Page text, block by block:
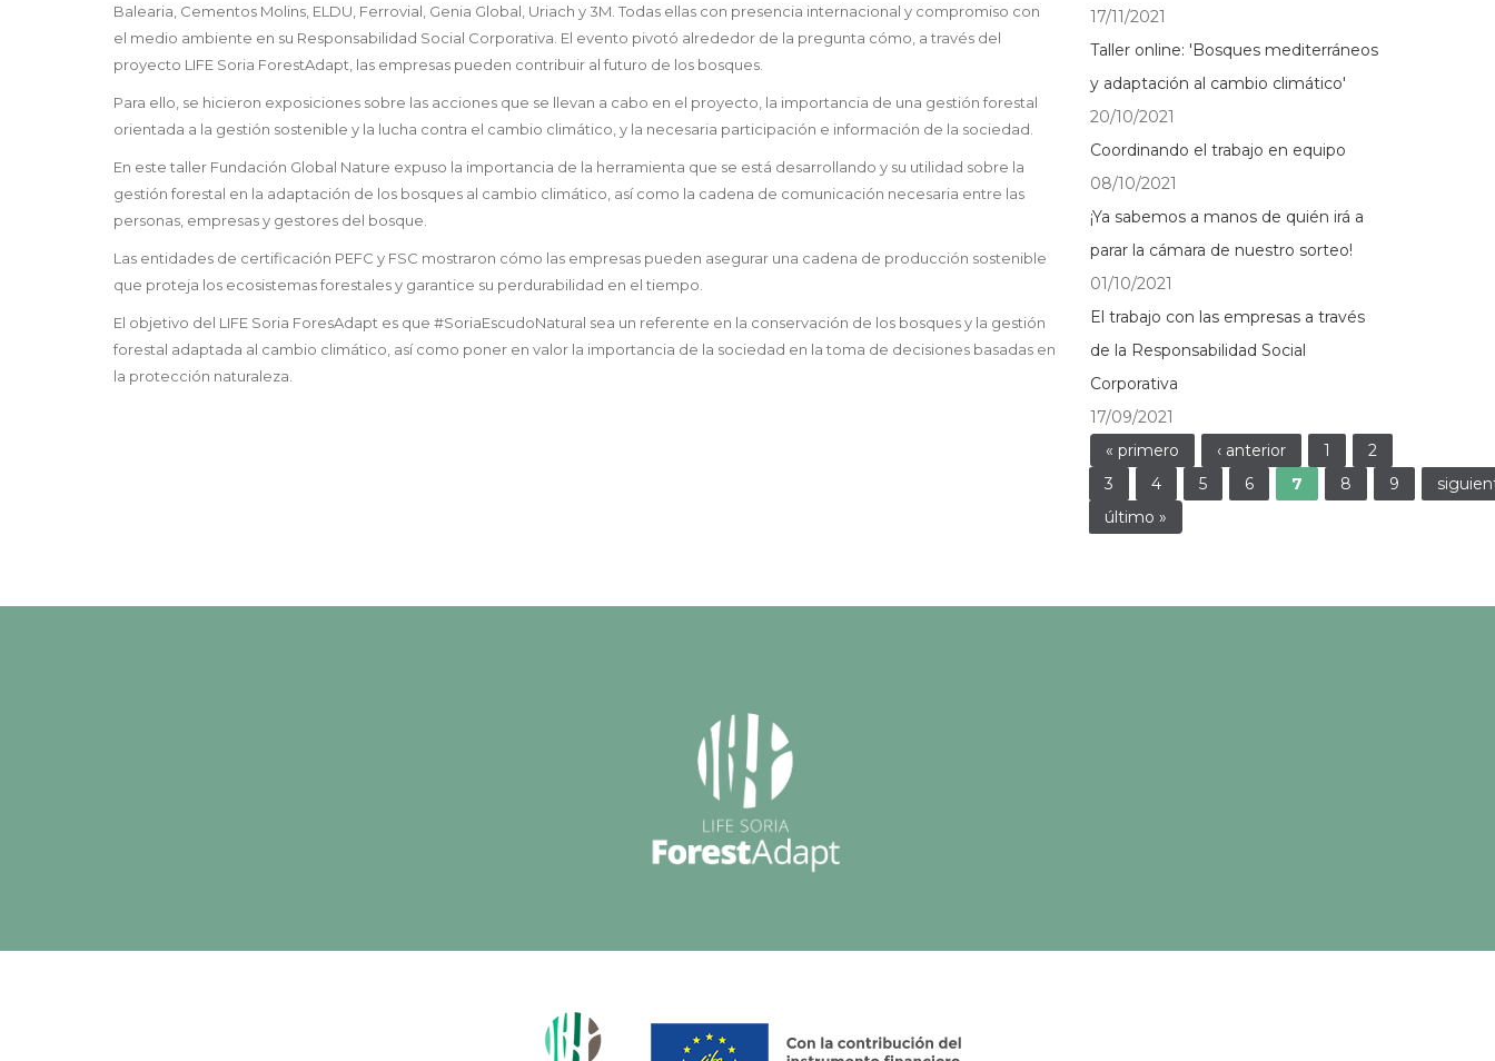
Balearia, Cementos Molins, ELDU, Ferrovial, Genia Global, Uriach y 3M. Todas ellas con presencia internacional y compromiso con
el medio ambiente en su Responsabilidad Social Corporativa. El evento pivotó alrededor de la pregunta cómo, a través del
proyecto LIFE Soria ForestAdapt, las empresas pueden contribuir al futuro de los bosques.
Para ello, se hicieron exposiciones sobre las acciones que se llevan a cabo en el proyecto, la importancia de una gestión forestal
orientada a la gestión sostenible y la lucha contra el cambio climático, y la necesaria participación e información de la sociedad.
En este taller Fundación Global Nature expuso la importancia de la herramienta que se está desarrollando y su utilidad sobre la
gestión forestal en la adaptación de los bosques al cambio climático, así como la cadena de comunicación necesaria entre las
personas, empresas y gestores del bosque.
Las entidades de certificación PEFC y FSC mostraron cómo las empresas pueden asegurar una cadena de producción sostenible
que proteja los ecosistemas forestales y garantice su perdurabilidad en el tiempo.
El objetivo del LIFE Soria ForesAdapt es que #SoriaEscudoNatural sea un referente en la conservación de los bosques y la gestión
forestal adaptada al cambio climático, así como poner en valor la importancia de la sociedad en la toma de decisiones basadas en
la protección naturaleza.
17/11/2021
Taller online: 'Bosques mediterráneos
y adaptación al cambio climático'
20/10/2021
Coordinando el trabajo en equipo
08/10/2021
¡Ya sabemos a manos de quién irá a
parar la cámara de nuestro sorteo!
01/10/2021
El trabajo con las empresas a través
de la Responsabilidad Social
Corporativa
17/09/2021
Páginas
« primero ‹ anterior 1
2
3
4 5 6 7 8 9
último »